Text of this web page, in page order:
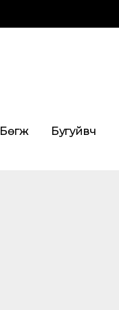
Бөгж Бугуйвч